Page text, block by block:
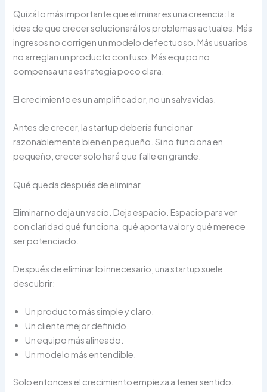
Quizá lo más importante que eliminar es una creencia: la
idea de que crecer solucionará los problemas actuales. Más
ingresos no corrigen un modelo defectuoso. Más usuarios
no arreglan un producto confuso. Más equipo no
compensa una estrategia poco clara.
El crecimiento es un amplificador, no un salvavidas.
Antes de crecer, la startup debería funcionar
razonablemente bien en pequeño. Si no funciona en
pequeño, crecer solo hará que falle en grande.
Qué queda después de eliminar
Eliminar no deja un vacío. Deja espacio. Espacio para ver
con claridad qué funciona, qué aporta valor y qué merece
ser potenciado.
Después de eliminar lo innecesario, una startup suele
descubrir:
Un producto más simple y claro.
Un cliente mejor definido.
Un equipo más alineado.
Un modelo más entendible.
Solo entonces el crecimiento empieza a tener sentido.